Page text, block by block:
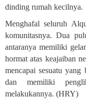
dinding rumah kecilnya.
Menghafal seluruh
komunitasnya. Dua
antaranya memiliki
hormat atas keajaiban
mencapai sesuatu yang
dan memiliki
melakukannya. (HRY)